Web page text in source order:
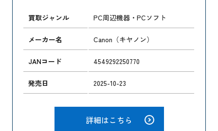
買取ジャンル PC周辺機器・PCソフト
メーカー名 Canon（キヤノン）
JANコード 4549292250770
発売日 2025-10-23
詳細はこちら